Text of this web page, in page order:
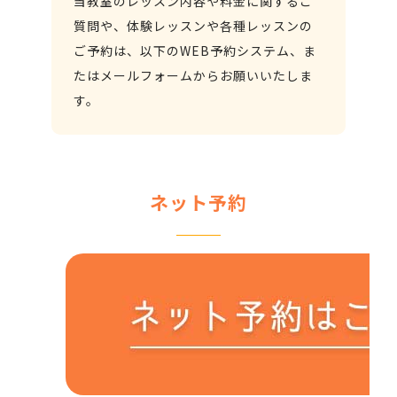
質問や、体験レッスンや各種レッスンの
ご予約は、以下のWEB予約システム、ま
たはメールフォームからお願いいたしま
す。
ネット予約